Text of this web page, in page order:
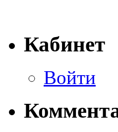
Кабинет
Войти